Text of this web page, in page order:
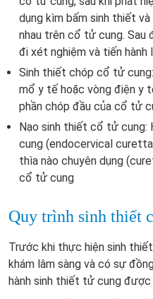
dụng kìm bấm sinh thiết
nhau trên cổ tử cung. Sau
đi xét nghiệm và tiến hành
Sinh thiết chóp cổ tử
mổ y tế hoặc vòng điện y
phần chóp đầu của cổ tử
Nạo sinh thiết cổ tử cung:
cung (endocervical
thìa nào chuyên dụng
cổ tử cung
Quy trình sinh thiết
Trước khi thực hiện sinh
khám lâm sàng và có sự
hành sinh thiết tử cung được